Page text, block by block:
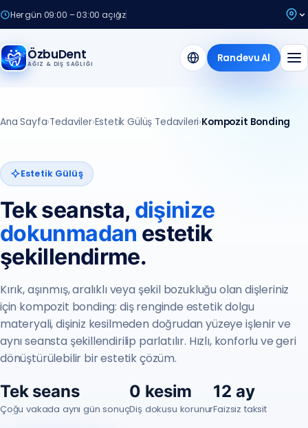
Her gün 09:00 – 03:00 açığız
ÖzbuDent
AĞIZ & DIŞ SAĞLIĞI Randevu Al
Ana Sayfa›Tedaviler›Estetik Gülüş Tedavileri›Kompozit Bonding
Estetik Gülüş
Tek seansta, dişinize
dokunmadan estetik
şekillendirme.
Kırık, aşınmış, aralıklı veya şekil bozukluğu olan dişleriniz
için kompozit bonding: diş renginde estetik dolgu
materyali, dişiniz kesilmeden doğrudan yüzeye işlenir ve
aynı seansta şekillendirilip parlatılır. Hızlı, konforlu ve geri
dönüştürülebilir bir estetik çözüm.
Tek seans
Çoğu vakada aynı gün sonuç
0 kesim
Diş dokusu korunur
12 ay
Faizsiz taksit